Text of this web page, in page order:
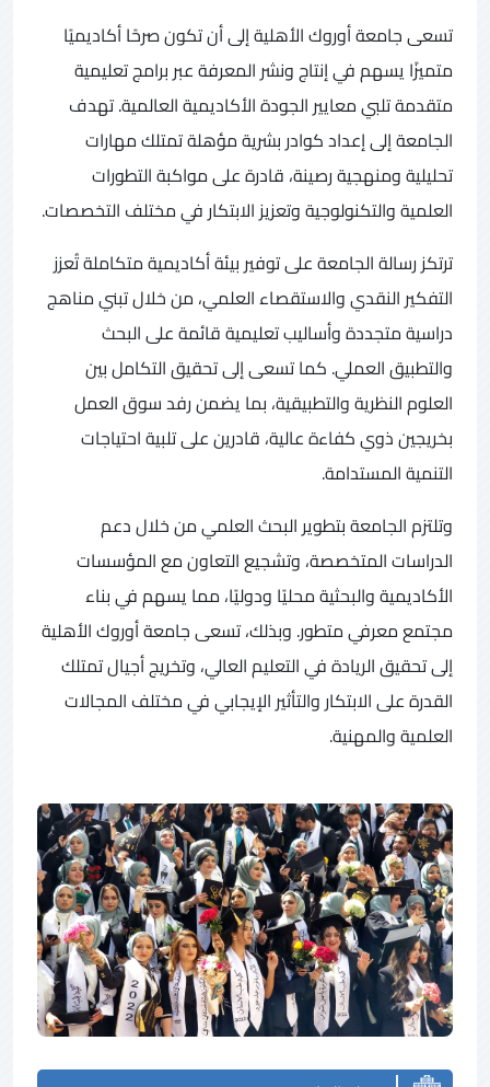
تسعى جامعة أوروك الأهلية إلى أن تكون صرحًا أكاديميًا
متميزًا يسهم في إنتاج ونشر المعرفة عبر برامج تعليمية
متقدمة تلبي معايير الجودة الأكاديمية العالمية. تهدف
الجامعة إلى إعداد كوادر بشرية مؤهلة تمتلك مهارات
تحليلية ومنهجية رصينة، قادرة على مواكبة التطورات
العلمية والتكنولوجية وتعزيز الابتكار في مختلف التخصصات.
ترتكز رسالة الجامعة على توفير بيئة أكاديمية متكاملة تُعزز
التفكير النقدي والاستقصاء العلمي، من خلال تبني مناهج
دراسية متجددة وأساليب تعليمية قائمة على البحث
والتطبيق العملي. كما تسعى إلى تحقيق التكامل بين
العلوم النظرية والتطبيقية، بما يضمن رفد سوق العمل
بخريجين ذوي كفاءة عالية، قادرين على تلبية احتياجات
التنمية المستدامة.
وتلتزم الجامعة بتطوير البحث العلمي من خلال دعم
الدراسات المتخصصة، وتشجيع التعاون مع المؤسسات
الأكاديمية والبحثية محليًا ودوليًا، مما يسهم في بناء
مجتمع معرفي متطور. وبذلك، تسعى جامعة أوروك الأهلية
إلى تحقيق الريادة في التعليم العالي، وتخريج أجيال تمتلك
القدرة على الابتكار والتأثير الإيجابي في مختلف المجالات
العلمية والمهنية.